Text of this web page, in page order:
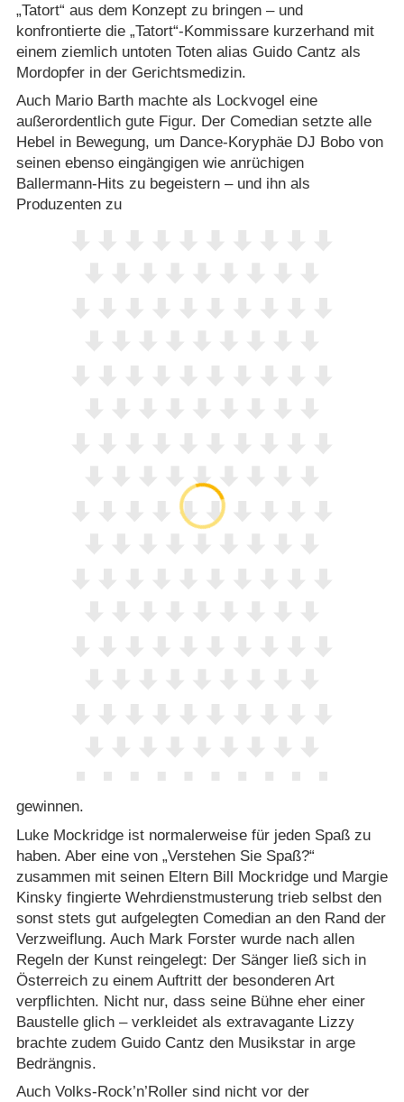
„Tatort“ aus dem Konzept zu bringen – und
konfrontierte die „Tatort“-Kommissare kurzerhand mit
einem ziemlich untoten Toten alias Guido Cantz als
Mordopfer in der Gerichtsmedizin.
Auch Mario Barth machte als Lockvogel eine
außerordentlich gute Figur. Der Comedian setzte alle
Hebel in Bewegung, um Dance-Koryphäe DJ Bobo von
seinen ebenso eingängigen wie anrüchigen
Ballermann-Hits zu begeistern – und ihn als
Produzenten zu
gewinnen.
Luke Mockridge ist normalerweise für jeden Spaß zu
haben. Aber eine von „Verstehen Sie Spaß?“
zusammen mit seinen Eltern Bill Mockridge und Margie
Kinsky fingierte Wehrdienstmusterung trieb selbst den
sonst stets gut aufgelegten Comedian an den Rand der
Verzweiflung. Auch Mark Forster wurde nach allen
Regeln der Kunst reingelegt: Der Sänger ließ sich in
Österreich zu einem Auftritt der besonderen Art
verpflichten. Nicht nur, dass seine Bühne eher einer
Baustelle glich – verkleidet als extravagante Lizzy
brachte zudem Guido Cantz den Musikstar in arge
Bedrängnis.
Auch Volks-Rock’n’Roller sind nicht vor der